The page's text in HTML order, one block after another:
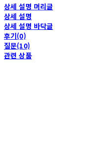
상세 설명 머리글
상세 설명
상세 설명 바닥글
후기(0)
질문(10)
관련 상품